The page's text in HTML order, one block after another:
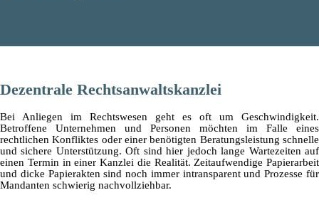
Dezentrale Rechtsanwaltskanzlei
Bei Anliegen im Rechtswesen geht es oft um Geschwindigkeit.
Betroffene Unternehmen und Personen möchten im Falle eines
rechtlichen Konfliktes oder einer benötigten Beratungsleistung schnelle
und sichere Unterstützung. Oft sind hier jedoch lange Wartezeiten auf
einen Termin in einer Kanzlei die Realität. Zeitaufwendige Papierarbeit
und dicke Papierakten sind noch immer intransparent und Prozesse für
Mandanten schwierig nachvollziehbar.